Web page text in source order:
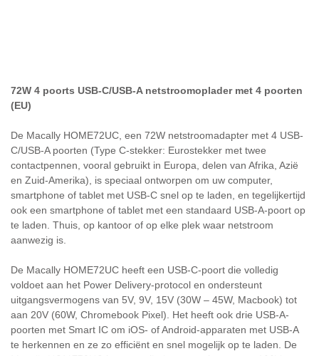
72W 4 poorts USB-C/USB-A netstroomoplader met 4 poorten
(EU)
De Macally HOME72UC, een 72W netstroomadapter met 4 USB-
C/USB-A poorten (Type C-stekker: Eurostekker met twee
contactpennen, vooral gebruikt in Europa, delen van Afrika, Azië
en Zuid-Amerika), is speciaal ontworpen om uw computer,
smartphone of tablet met USB-C snel op te laden, en tegelijkertijd
ook een smartphone of tablet met een standaard USB-A-poort op
te laden. Thuis, op kantoor of op elke plek waar netstroom
aanwezig is.
De Macally HOME72UC heeft een USB-C-poort die volledig
voldoet aan het Power Delivery-protocol en ondersteunt
uitgangsvermogens van 5V, 9V, 15V (30W – 45W, Macbook) tot
aan 20V (60W, Chromebook Pixel). Het heeft ook drie USB-A-
poorten met Smart IC om iOS- of Android-apparaten met USB-A
te herkennen en ze zo efficiënt en snel mogelijk op te laden. De